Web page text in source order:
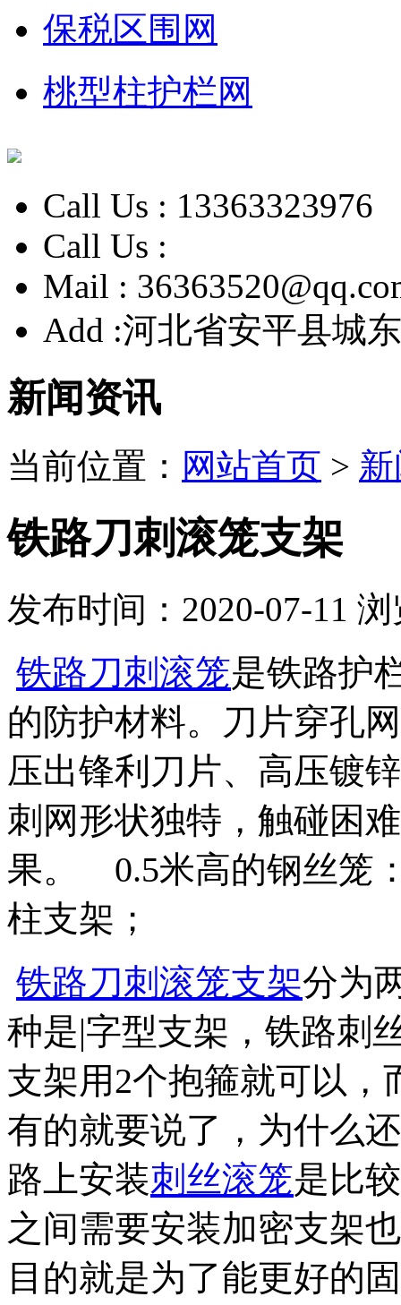
保税区围网
桃型柱护栏网
Call Us : 13363323976
Call Us :
Mail :
Add :河北省安平县城
新闻资讯
当前位置： 网站首页 >
铁路刀刺滚笼支架
发布时间：2020-07-11 浏
铁路刀刺滚笼是铁路护
的防护材料。刀片穿孔
压出锋利刀片、高压镀
刺网形状独特，触碰困
果。 0.5米高的钢丝笼
柱支架；
铁路刀刺滚笼支架分为
种是|字型支架，铁路刺
支架用2个抱箍就可以，
有的就要说了，为什么
路上安装刺丝滚笼是比
之间需要安装加密支架
目的就是为了能更好的